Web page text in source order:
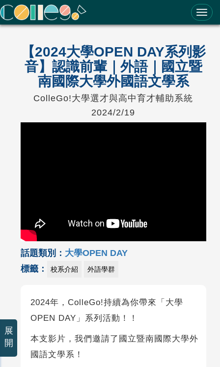
ColleGo! 大學選才與高中育才輔助系統
【2024大學OPEN DAY系列影
音】認識前輩｜外語｜國立暨
南國際大學外國語文學系
ColleGo!大學選才與高中育才輔助系統
2024/2/19
話題類別： 大學OPEN DAY
標籤：
校系介紹 外語學群
2024年，ColleGo!持續為你帶來「大學
OPEN DAY」系列活動！！
本支影片，我們邀請了國立暨南國際大學外
國語文學系！
展
開